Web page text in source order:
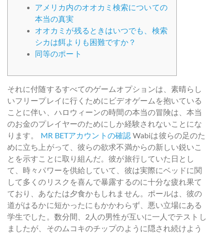
アメリカ内のオオカミ検索についての
本当の真実
オオカミが残るときはいつでも、検索
シカは餌よりも困難ですか？
同等のポート
それに付随するすべてのゲームオプションは、素晴らし
いフリープレイに行くためにビデオゲームを抱いている
ことに伴い、ハロウィーンの時間の本当の冒険は、本当
のお金のプレイヤーのためにしか経験されないことにな
ります。
MR BETアカウントの確認Wabiは彼らの足のた
めに立ち上がって、彼らの欲求不満からの新しい鋭いこ
とを示すことに取り組んだ。彼が旅行していた日とし
て、時々パワーを供給していて、彼は実際にベッドに関
して多くのリスクを喜んで暴露するのに十分な疲れ果て
ており、あなたは夕食かもしれません。ポールは、彼の
道がはるかに短かったにもかかわらず、悪い立場にある
学生でした。数分間、2人の男性が互いに一人でテストし
ましたが、そのムコキのチップのように隠され続けよう